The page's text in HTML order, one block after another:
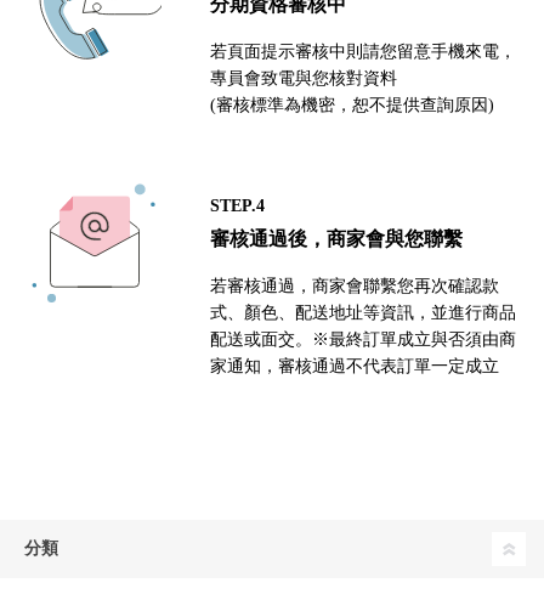
分期資格審核中
若頁面提示審核中則請您留意手機來電，
專員會致電與您核對資料
(審核標準為機密，恕不提供查詢原因)
STEP.4
審核通過後，商家會與您聯繫
若審核通過，商家會聯繫您再次確認款
式、顏色、配送地址等資訊，並進行商品
配送或面交。※最終訂單成立與否須由商
家通知，審核通過不代表訂單一定成立
分類